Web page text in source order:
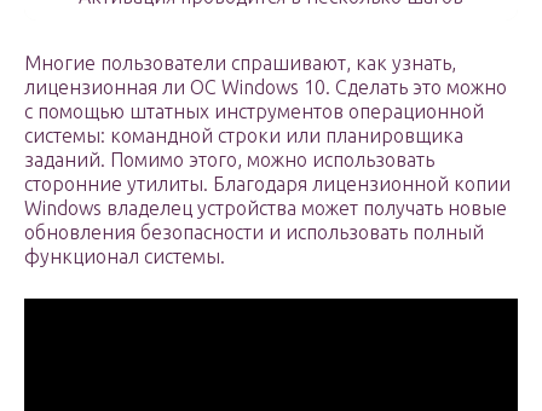
Многие пользователи спрашивают, как узнать,
лицензионная ли ОС Windows 10. Сделать это можно
с помощью штатных инструментов операционной
системы: командной строки или планировщика
заданий. Помимо этого, можно использовать
сторонние утилиты. Благодаря лицензионной копии
Windows владелец устройства может получать новые
обновления безопасности и использовать полный
функционал системы.